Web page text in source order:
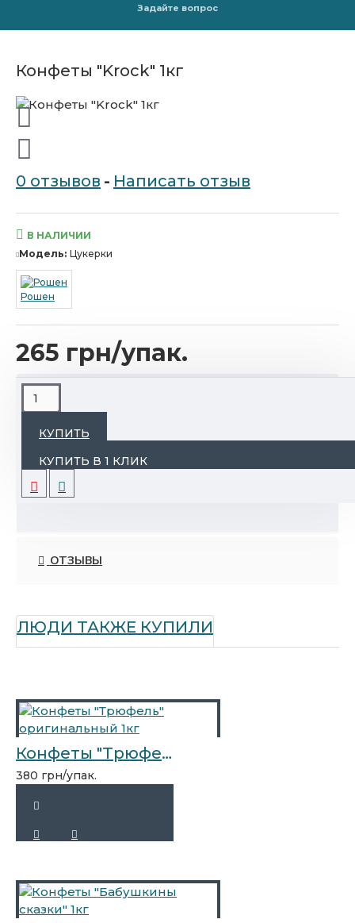
Задайте вопрос
Конфеты "Krock" 1кг
0 отзывов - Написать отзыв
265 грн/упак.
В НАЛИЧИИ
Модель: Цукерки
Рошен
КУПИТЬ
КУПИТЬ В 1 КЛИК
Карамель переслоенная арахисовой пастой.
Срок годности: 12 мес.
Вес: 1 кг.
ОТЗЫВЫ
ЛЮДИ ТАКЖЕ КУПИЛИ
Конфеты "Трюфель" оригинальный 1кг
380 грн/упак.